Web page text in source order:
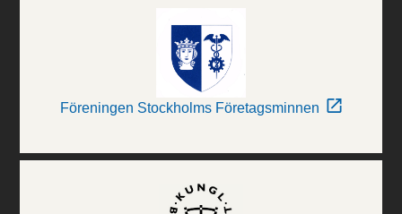
Föreningen Stockholms Företagsminnen